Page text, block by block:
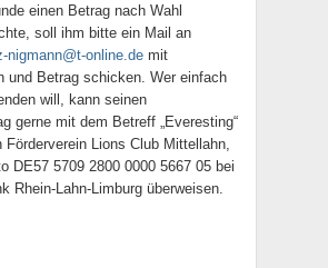
einen Betrag nach Wahl
soll ihm bitte ein Mail an
nigmann@t-online.de mit
und Betrag schicken. Wer einfach
will, kann seinen
gerne mit dem Betreff „Everesting“
Förderverein Lions Club Mittellahn,
DE57 5709 2800 0000 5667 05 bei
Rhein-Lahn-Limburg überweisen.